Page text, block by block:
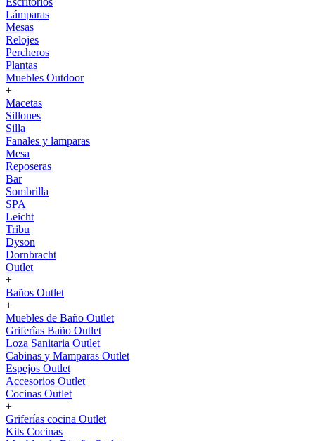
Lámparas
Mesas
Relojes
Percheros
Plantas
Muebles Outdoor
+
Macetas
Sillones
Silla
Fanales y lamparas
Mesa
Reposeras
Bar
Sombrilla
SPA
Leicht
Tribu
Dyson
Dornbracht
Outlet
+
Baños Outlet
+
Muebles de Baño Outlet
Griferîas Baño Outlet
Loza Sanitaria Outlet
Cabinas y Mamparas Outlet
Espejos Outlet
Accesorios Outlet
Cocinas Outlet
+
Griferías cocina Outlet
Kits Cocinas